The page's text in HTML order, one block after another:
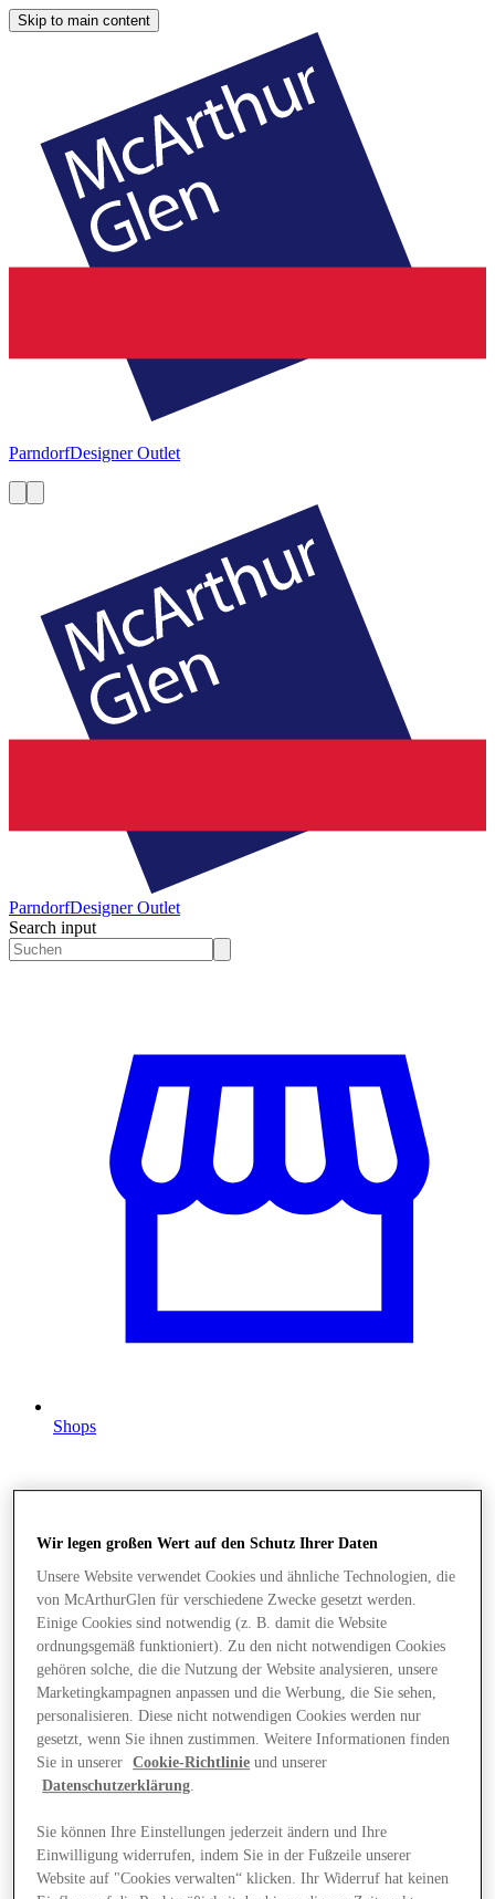
Skip to main content
ParndorfDesigner Outlet
ParndorfDesigner Outlet
Search input
Shops
Angebote
Wir legen großen Wert auf den Schutz Ihrer Daten
Unsere Website verwendet Cookies und ähnliche Technologien, die
von McArthurGlen für verschiedene Zwecke gesetzt werden.
Einige Cookies sind notwendig (z. B. damit die Website
ordnungsgemäß funktioniert). Zu den nicht notwendigen Cookies
gehören solche, die die Nutzung der Website analysieren, unsere
Marketingkampagnen anpassen und die Werbung, die Sie sehen,
personalisieren. Diese nicht notwendigen Cookies werden nur
gesetzt, wenn Sie ihnen zustimmen. Weitere Informationen finden
Sie in unserer
Cookie-Richtlinie und unserer
Datenschutzerklärung.
Sie können Ihre Einstellungen jederzeit ändern und Ihre
Einwilligung widerrufen, indem Sie in der Fußzeile unserer
Website auf "Cookies verwalten“ klicken. Ihr Widerruf hat keinen